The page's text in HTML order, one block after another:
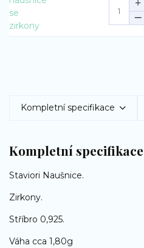
Kompletní specifikace
Kompletní specifikace
Staviori Naušnice.
Zirkony.
Stříbro 0,925.
Váha cca 1,80g